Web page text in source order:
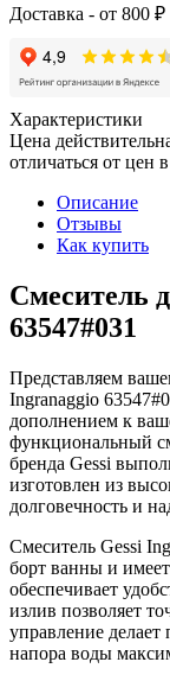
Доставка - от 800 ₽
Характеристики
Цена
отличаться от цен
Описание
Отзывы
Как купить
Смеситель
63547#031
Представляем
Ingranaggio
дополнением к
функциональный
бренда Gessi
изготовлен из
долговечность и
Смеситель Gessi
борт ванны и
обеспечивает
излив позволяет
управление делает
напора воды